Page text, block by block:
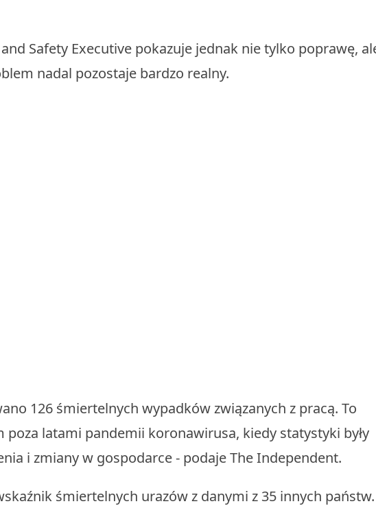
Safety Executive pokazuje jednak nie tylko poprawę,
nadal pozostaje bardzo realny.
126 śmiertelnych wypadków związanych z pracą. To
poza latami pandemii koronawirusa, kiedy statystyki były
i zmiany w gospodarce - podaje The Independent.
śmiertelnych urazów z danymi z 35 innych państw.